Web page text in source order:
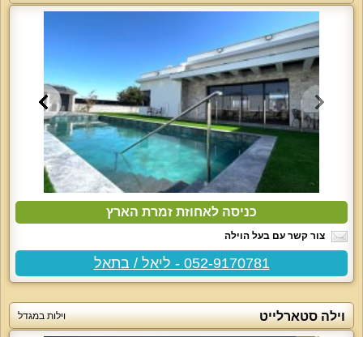
כניסה לאחוזת זמרת הארץ
צור קשר עם בעל הוילה
052-9170781 - ליאל / בתאל
וילה סטארלייט וילות במגדל